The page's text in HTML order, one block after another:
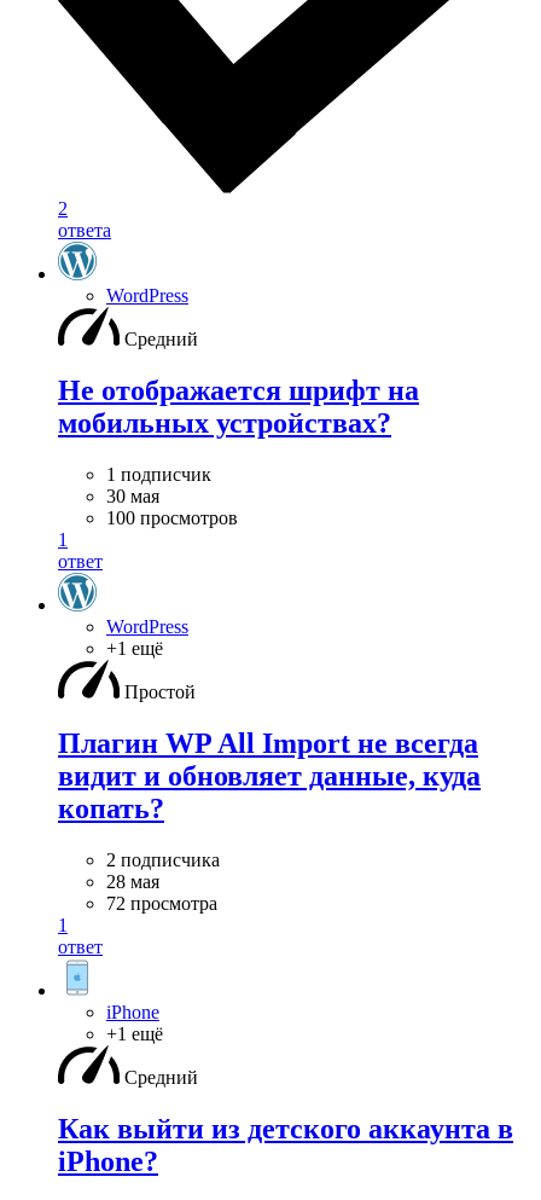
2
ответа
WordPress
Средний
Не отображается шрифт на
мобильных устройствах?
1 подписчик
30 мая
100 просмотров
1
ответ
WordPress
+1 ещё
Простой
Плагин WP All Import не всегда
видит и обновляет данные, куда
копать?
2 подписчика
28 мая
72 просмотра
1
ответ
iPhone
+1 ещё
Средний
Как выйти из детского аккаунта в
iPhone?